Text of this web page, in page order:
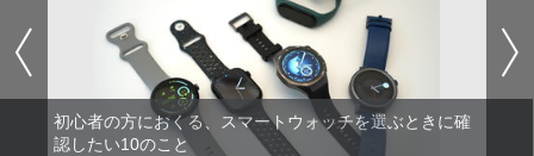
初心者の方におくる、スマートウォッチを選ぶときに確
認したい10のこと